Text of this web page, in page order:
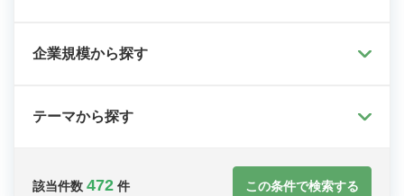
企業規模から探す
テーマから探す
該当件数 472 件 この条件で検索する